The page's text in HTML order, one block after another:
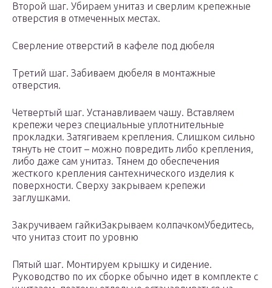
Второй шаг. Убираем унитаз и сверлим крепежные
отверстия в отмеченных местах.
Сверление отверстий в кафеле под дюбеля
Третий шаг. Забиваем дюбеля в монтажные
отверстия.
Четвертый шаг. Устанавливаем чашу. Вставляем
крепежи через специальные уплотнительные
прокладки. Затягиваем крепления. Слишком сильно
тянуть не стоит – можно повредить либо крепления,
либо даже сам унитаз. Тянем до обеспечения
жесткого крепления сантехнического изделия к
поверхности. Сверху закрываем крепежи
заглушками.
Закручиваем гайкиЗакрываем колпачкомУбедитесь,
что унитаз стоит по уровню
Пятый шаг. Монтируем крышку и сидение.
Руководство по их сборке обычно идет в комплекте с